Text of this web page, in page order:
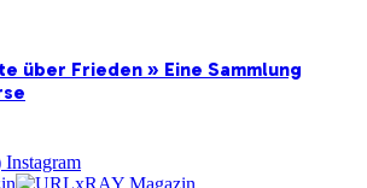
über Frieden » Eine Sammlung
Instagram